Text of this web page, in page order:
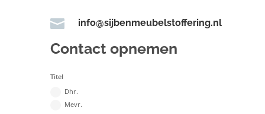
 info@sijbenmeubelstoffering.nl
Contact opnemen
Titel
Dhr.
Mevr.